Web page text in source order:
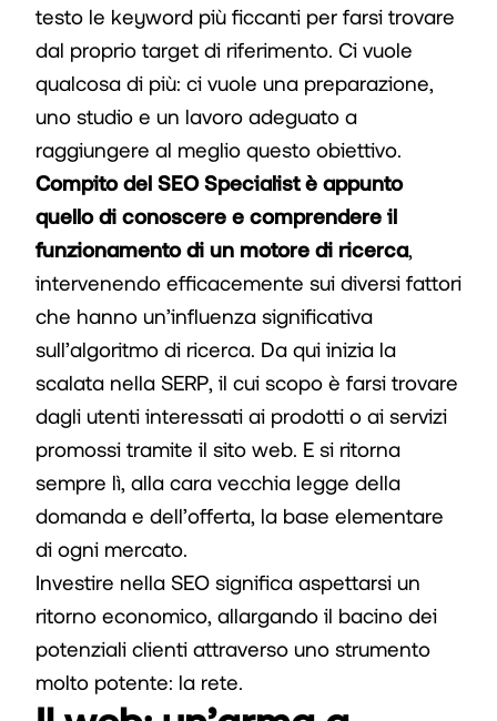
testo le keyword più ficcanti per farsi trovare
dal proprio target di riferimento. Ci vuole
qualcosa di più: ci vuole una preparazione,
uno studio e un lavoro adeguato a
raggiungere al meglio questo obiettivo.
Compito del SEO Specialist è appunto
quello di conoscere e comprendere il
funzionamento di un motore di ricerca,
intervenendo efficacemente sui diversi fattori
che hanno un’influenza significativa
sull’algoritmo di ricerca. Da qui inizia la
scalata nella SERP, il cui scopo è farsi trovare
dagli utenti interessati ai prodotti o ai servizi
promossi tramite il sito web. E si ritorna
sempre lì, alla cara vecchia legge della
domanda e dell’offerta, la base elementare
di ogni mercato.
Investire nella SEO significa aspettarsi un
ritorno economico, allargando il bacino dei
potenziali clienti attraverso uno strumento
molto potente: la rete.